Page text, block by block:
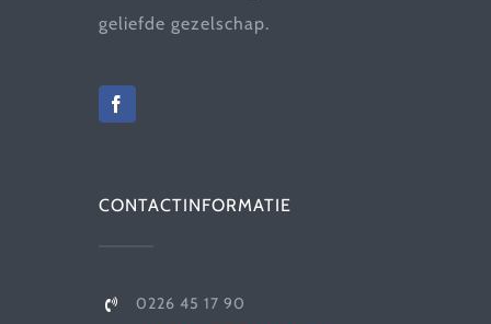
geliefde gezelschap.
CONTACTINFORMATIE
0226 45 17 90